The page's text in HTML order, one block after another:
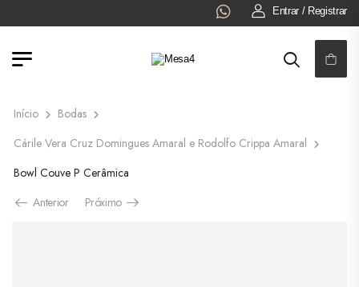
FRETE GRÁTIS:S. JOSÉ DO RIO PRETO!
Entrar / Registrar
Início
Bodas
Cárile Vera Cruz Domingues Amaral e Rodolfo Crippa Amaral
Bowl Couve P Cerâmica
Anterior
Próximo